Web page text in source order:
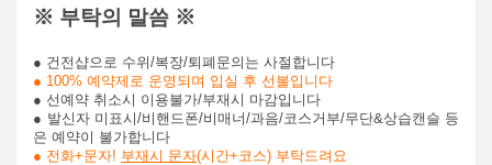
※ 부탁의 말씀 ※
● 건전샵으로 수위/복장/퇴폐문의는 사절합니다
● 100% 예약제로 운영되며 입실 후 선불입니다
● 선예약 취소시 이용불가/부재시 마감입니다
● 발신자 미표시/비핸드폰/비매너/과음/코스거부/무단&상습캔슬 등
은 예약이 불가합니다
● 전화+문자! 부재시 문자(시간+코스) 부탁드려요